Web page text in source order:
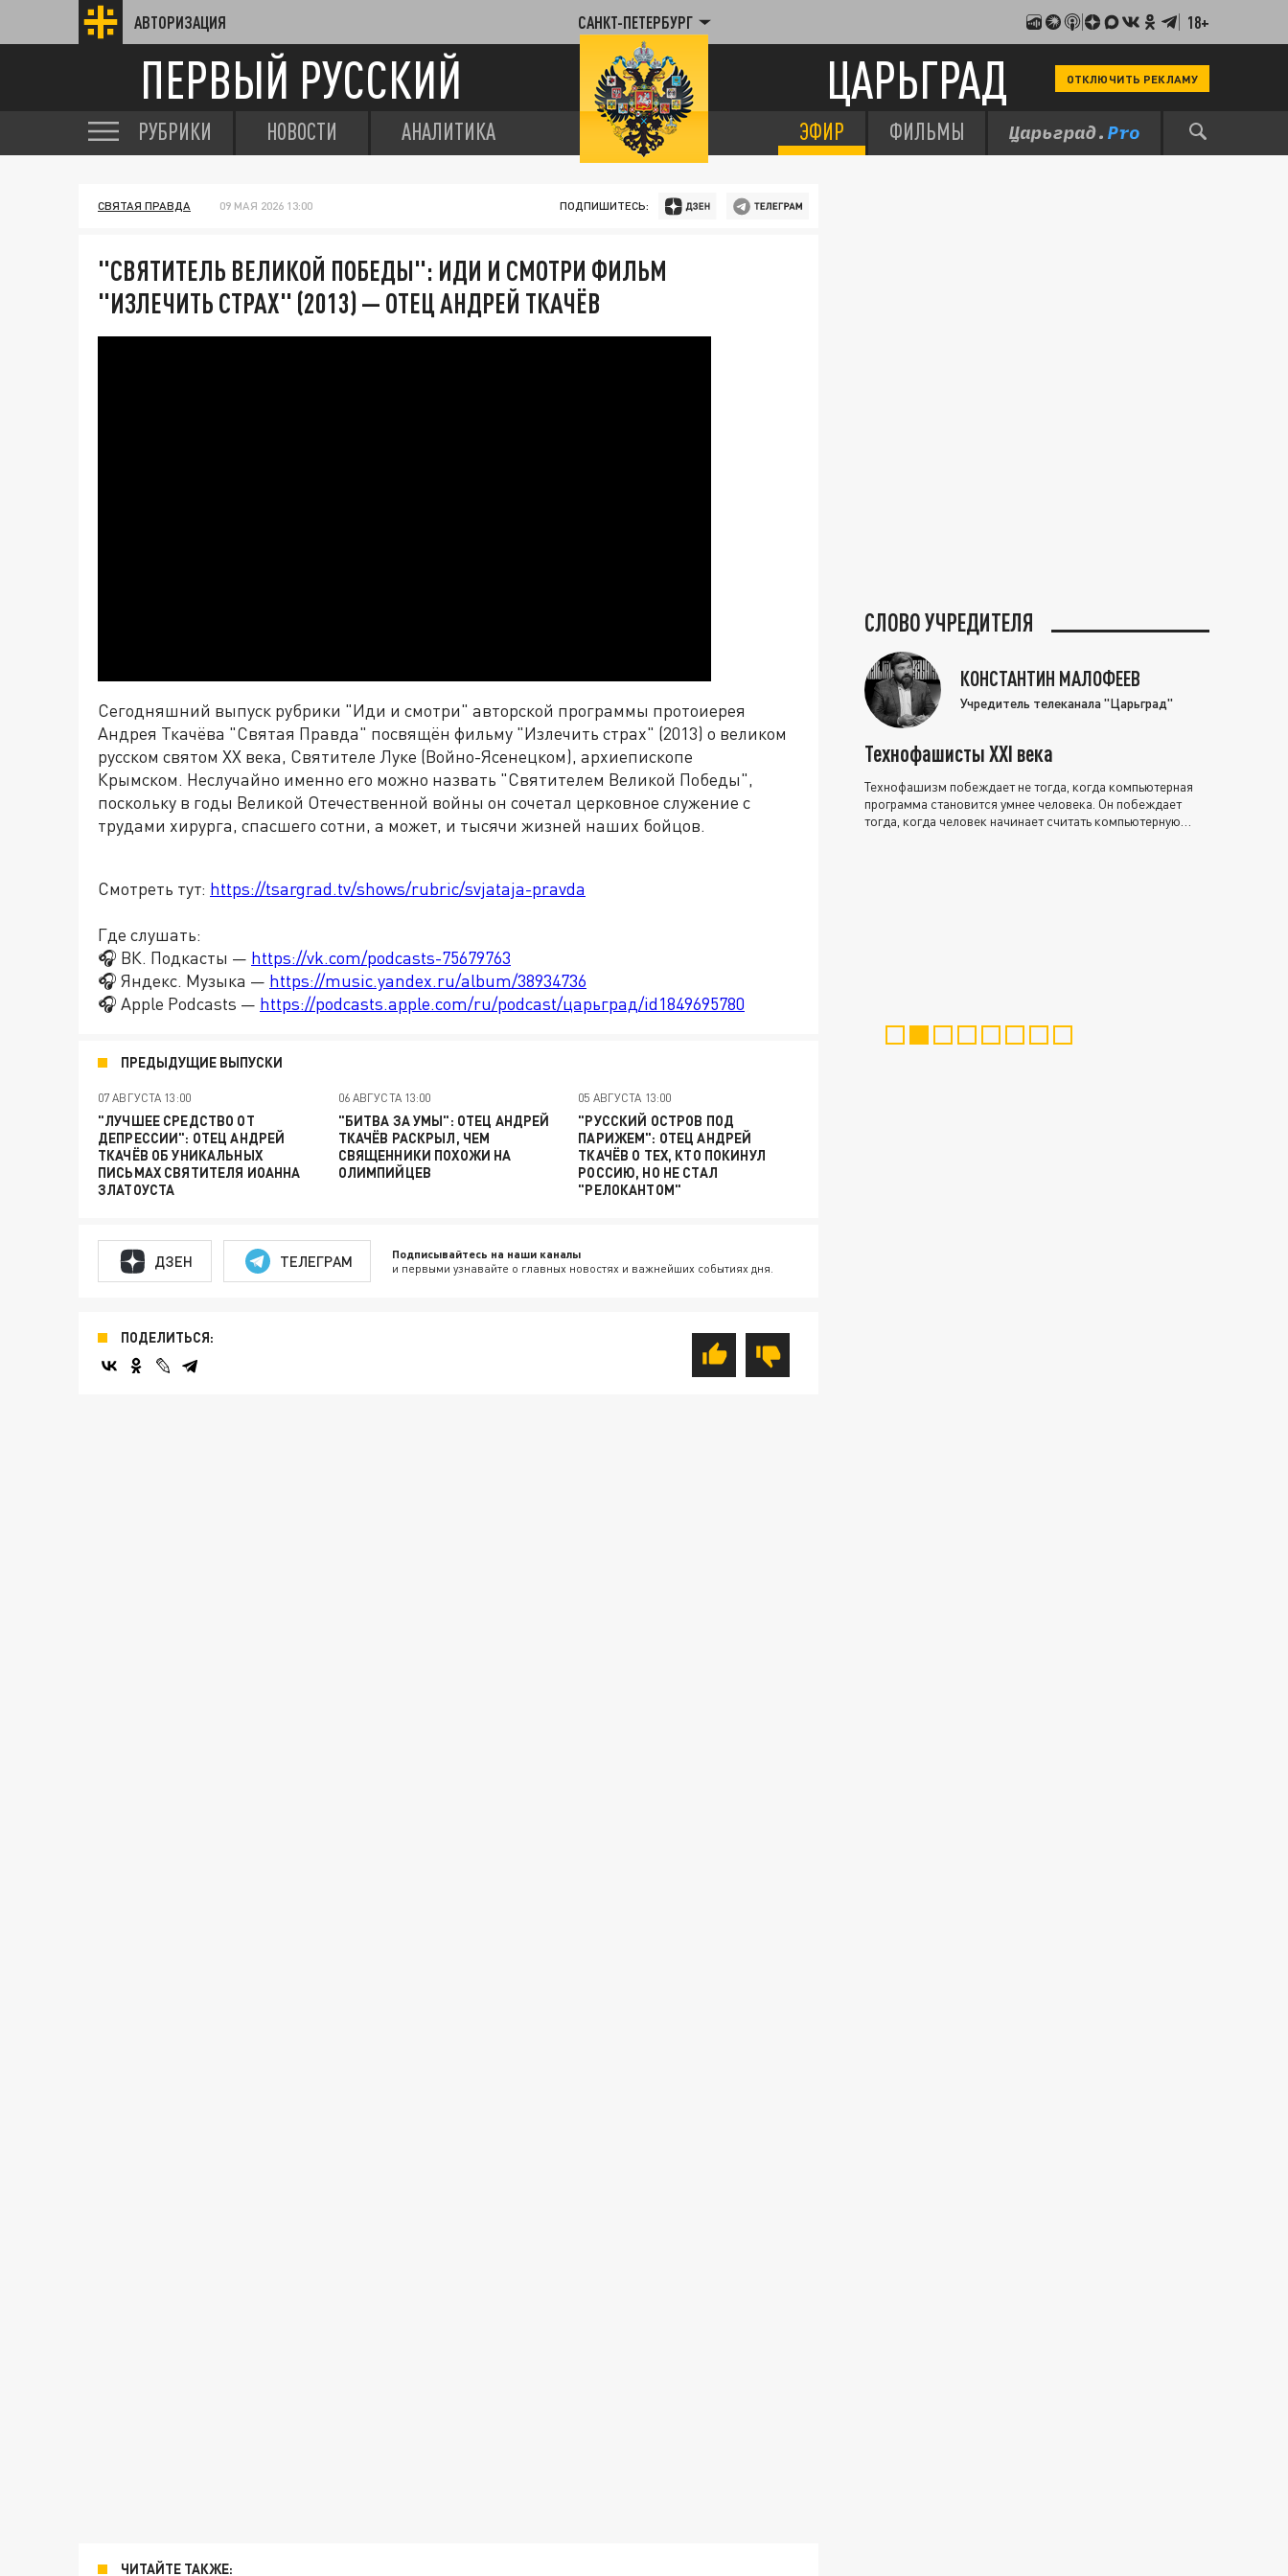
АВТОРИЗАЦИЯ САНКТ-ПЕТЕРБУРГ 18+
ПЕРВЫЙ РУССКИЙ ЦАРЬГРАД ОТКЛЮЧИТЬ РЕКЛАМУ
РУБРИКИ НОВОСТИ АНАЛИТИКА ЭФИР ФИЛЬМЫ
СВЯТАЯ ПРАВДА 09 МАЯ 2026 13:00 ПОДПИШИТЕСЬ:
"СВЯТИТЕЛЬ ВЕЛИКОЙ ПОБЕДЫ": ИДИ И СМОТРИ ФИЛЬМ
"ИЗЛЕЧИТЬ СТРАХ" (2013) — ОТЕЦ АНДРЕЙ ТКАЧЁВ
Сегодняшний выпуск рубрики "Иди и смотри" авторской программы протоиерея
Андрея Ткачёва "Святая Правда" посвящён фильму "Излечить страх" (2013) о великом
русском святом XX века, Святителе Луке (Войно-Ясенецком), архиепископе
Крымском. Неслучайно именно его можно назвать "Святителем Великой Победы",
поскольку в годы Великой Отечественной войны он сочетал церковное служение с
трудами хирурга, спасшего сотни, а может, и тысячи жизней наших бойцов.
Смотреть тут: https://tsargrad.tv/shows/rubric/svjataja-pravda
Где слушать:
🎧 ВК. Подкасты — https://vk.com/podcasts-75679763
🎧 Яндекс. Музыка — https://music.yandex.ru/album/38934736
🎧 Apple Podcasts — https://podcasts.apple.com/ru/podcast/царьград/id1849695780
ПРЕДЫДУЩИЕ ВЫПУСКИ
07 АВГУСТА 13:00
"ЛУЧШЕЕ СРЕДСТВО ОТ
ДЕПРЕССИИ": ОТЕЦ АНДРЕЙ
ТКАЧЁВ ОБ УНИКАЛЬНЫХ
ПИСЬМАХ СВЯТИТЕЛЯ ИОАННА
ЗЛАТОУСТА
06 АВГУСТА 13:00
"БИТВА ЗА УМЫ": ОТЕЦ АНДРЕЙ
ТКАЧЁВ РАСКРЫЛ, ЧЕМ
СВЯЩЕННИКИ ПОХОЖИ НА
ОЛИМПИЙЦЕВ
05 АВГУСТА 13:00
"РУССКИЙ ОСТРОВ ПОД
ПАРИЖЕМ": ОТЕЦ АНДРЕЙ
ТКАЧЁВ О ТЕХ, КТО ПОКИНУЛ
РОССИЮ, НО НЕ СТАЛ
"РЕЛОКАНТОМ"
ДЗЕН ТЕЛЕГРАМ Подписывайтесь на наши каналы
и первыми узнавайте о главных новостях и важнейших событиях дня.
ПОДЕЛИТЬСЯ:
ЧИТАЙТЕ ТАКЖЕ:
СЛОВО УЧРЕДИТЕЛЯ
КОНСТАНТИН МАЛОФЕЕВ
Учредитель телеканала "Царьград"
Технофашисты XXI века
Технофашизм побеждает не тогда, когда компьютерная
программа становится умнее человека. Он побеждает
тогда, когда человек начинает считать компьютерную